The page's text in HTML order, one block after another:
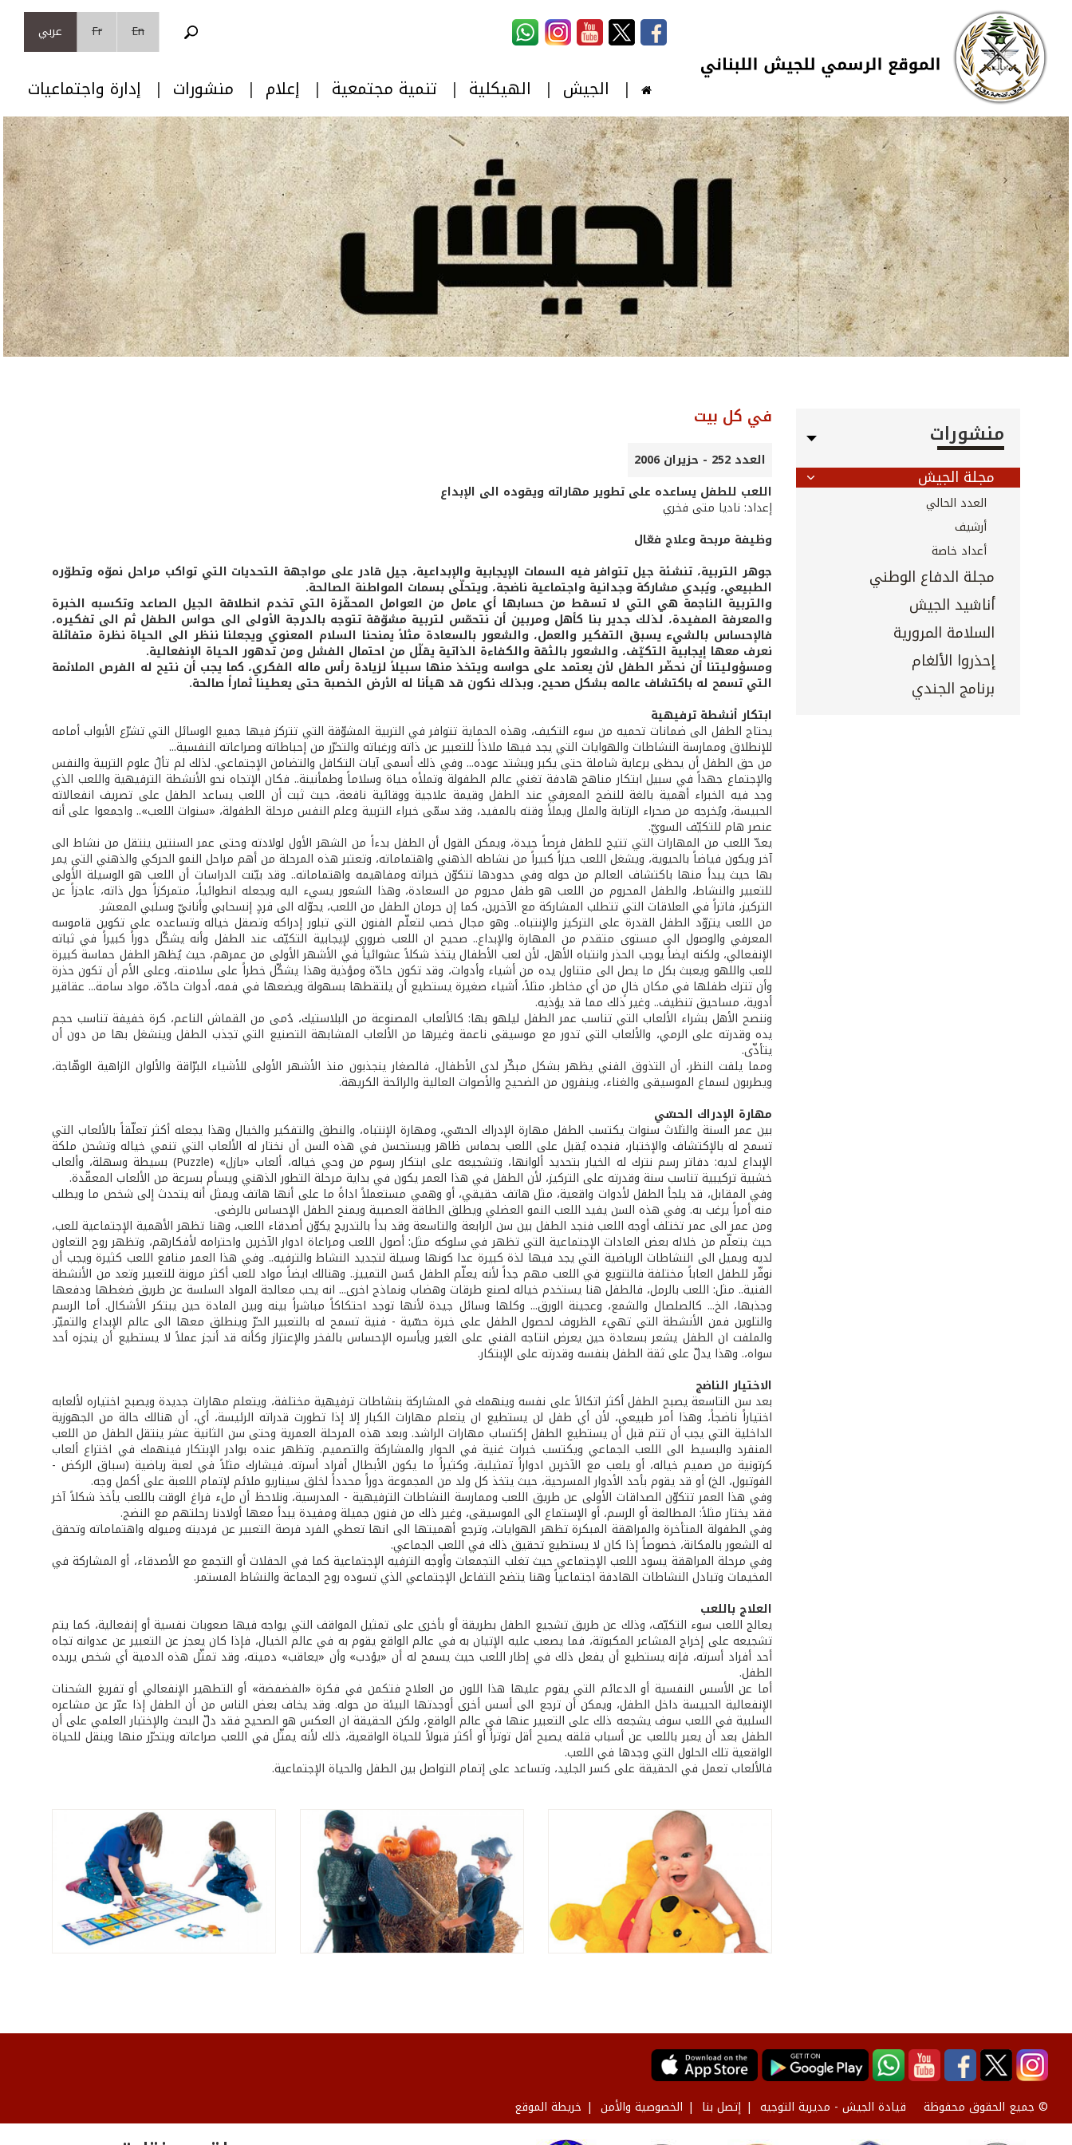
تجاوز إلى المحتوى الرئيسي
Skip to navigation
En
Fr عربي
الجيش الهيكلية تنمية مجتمعية إعلام منشورات إدارة واجتماعيات
منشورات
مجلة الجيش
العدد الحالي
أرشيف
أعداد خاصة
مجلة الدفاع الوطني
أناشيد الجيش
السلامة المرورية
إحذروا الألغام
برنامج الجندي
في كل بيت
العدد 252 - حزيران 2006
اللعب للطفل يساعده على تطوير مهاراته ويقوده الى الإبداع
إعداد: ناديا متى فخري
وظيفة مربحة وعلاج فعّال
جوهر التربية، تنشئة جيل تتوافر فيه السمات الإيجابية والإبداعية، جيل قادر على مواجهة التحديات التي تواكب مراحل نموّه وتطوّره
الطبيعي، ويُبدي مشاركة وجدانية واجتماعية ناضجة، ويتحلّى بسمات المواطنة الصالحة.
والتربية الناجمة هي التي لا تسقط من حسابها أي عامل من العوامل المحفّزة التي تخدم انطلاقة الجيل الصاعد وتكسبه الخبرة
والمعرفة المفيدة، لذلك جدير بنا كأهل ومربين أن نتحمّس لتربية مشوّقة تتوجه بالدرجة الأولى الى حواس الطفل ثم الى تفكيره،
فالإحساس بالشيء يسبق التفكير والعمل، والشعور بالسعادة مثلاً يمنحنا السلام المعنوي ويجعلنا ننظر الى الحياة نظرة متفائلة
نعرف معها إيجابية التكيّف، والشعور بالثقة والكفاءة الذاتية يقلّل من احتمال الفشل ومن تدهور الحياة الإنفعالية.
ومسؤوليتنا أن نحضّر الطفل لأن يعتمد على حواسه ويتخذ منها سبيلاً لزيادة رأس ماله الفكري، كما يجب أن نتيح له الفرص الملائمة
التي تسمح له باكتشاف عالمه بشكل صحيح، وبذلك نكون قد هيأنا له الأرض الخصبة حتى يعطينا ثماراً صالحة.
ابتكار أنشطة ترفيهية
يحتاج الطفل الى ضمانات تحميه من سوء التكيف، وهذه الحماية تتوافر في التربية المشوّقة التي تتركز فيها جميع الوسائل التي تشرّع الأبواب أمامه
للإنطلاق وممارسة النشاطات والهوايات التي يجد فيها ملاذاً للتعبير عن ذاته ورغباته والتحرّر من إحباطاته وصراعاته النفسية...
من حق الطفل أن يحظى برعاية شاملة حتى يكبر ويشتد عوده... وفي ذلك أسمى آيات التكافل والتضامن الإجتماعي. لذلك لم تألُ علوم التربية والنفس
والإجتماع جهداً في سبيل ابتكار مناهج هادفة تغني عالم الطفولة وتملأه حياة وسلاماً وطمأنينة.. فكان الإتجاه نحو الأنشطة الترفيهية واللعب الذي
وجد فيه الخبراء أهمية بالغة للنضج المعرفي عند الطفل وقيمة علاجية ووقائية نافعة، حيث ثبت أن اللعب يساعد الطفل على تصريف انفعالاته
الحبيسة، ويُخرجه من صحراء الرتابة والملل ويملأ وقته بالمفيد، وقد سمّى خبراء التربية وعلم النفس مرحلة الطفولة، «سنوات اللعب».. واجمعوا على أنه
عنصر هام للتكيّف السويّ.
يعدّ اللعب من المهارات التي تتيح للطفل فرصاً جيدة، ويمكن القول أن الطفل بدءاً من الشهر الأول لولادته وحتى عمر السنتين ينتقل من نشاط الى
آخر ويكون فياضاً بالحيوية، ويشغل اللعب حيزاً كبيراً من نشاطه الذهني واهتماماته، وتعتبر هذه المرحلة من أهم مراحل النمو الحركي والذهني التي يمر
بها حيث يبدأ منها باكتشاف العالم من حوله وفي حدودها تتكوّن خبراته ومفاهيمه واهتماماته.. وقد بيّنت الدراسات أن اللعب هو الوسيلة الأولى
للتعبير والنشاط، والطفل المحروم من اللعب هو طفل محروم من السعادة، وهذا الشعور يسيء اليه ويجعله انطوائياً، متمركزاً حول ذاته، عاجزاً عن
التركيز، فاتراً في العلاقات التي تتطلب المشاركة مع الآخرين، كما إن حرمان الطفل من اللعب، يحوّله الى فردٍ إنسحابي وأنانيّ وسلبي المعشر.
من اللعب يتزوّد الطفل القدرة على التركيز والإنتباه.. وهو مجال خصب لتعلّم الفنون التي تبلور إدراكه وتصقل خياله وتساعده على تكوين قاموسه
المعرفي والوصول الى مستوى متقدم من المهارة والإبداع.. صحيح ان اللعب ضروري لإيجابية التكيّف عند الطفل وأنه يشكّل دوراً كبيراً في ثباته
الإنفعالي، ولكنه ايضاً يوجب الحذر وانتباه الأهل، لأن لعب الأطفال يتخذ شكلاً عشوائياً في الأشهر الأولى من عمرهم، حيث يُظهر الطفل حماسة كبيرة
للعب واللهو ويعبث بكل ما يصل الى متناول يده من أشياء وأدوات، وقد تكون حادّة ومؤذية وهذا يشكّل خطراً على سلامته، وعلى الأم أن تكون حذرة
وأن تترك طفلها في مكان خالٍ من أي مخاطر، مثلاً، أشياء صغيرة يستطيع أن يلتقطها بسهولة ويضعها في فمه، أدوات حادّة، مواد سامة... عقاقير
أدوية، مساحيق تنظيف.. وغير ذلك مما قد يؤذيه.
وننصح الأهل بشراء الألعاب التي تناسب عمر الطفل ليلهو بها: كالألعاب المصنوعة من البلاستيك، دُمى من القماش الناعم، كرة خفيفة تناسب حجم
يده وقدرته على الرمي، والألعاب التي تدور مع موسيقى ناعمة وغيرها من الألعاب المشابهة التصنيع التي تجذب الطفل وينشغل بها من دون أن
يتأذّى.
ومما يلفت النظر، أن التذوق الفني يظهر بشكل مبكّر لدى الأطفال، فالصغار ينجذبون منذ الأشهر الأولى للأشياء البرّاقة والألوان الزاهية الوهّاجة،
ويطربون لسماع الموسيقى والغناء، وينفرون من الضحيح والأصوات العالية والرائحة الكريهة.
مهارة الإدراك الحسّي
بين عمر السنة والثلاث سنوات يكتسب الطفل مهارة الإدراك الحسّي، ومهارة الإنتباه، والنطق والتفكير والخيال وهذا يجعله أكثر تعلّقاً بالألعاب التي
تسمح له بالإكتشاف والإختبار، فنجده يُقبل على اللعب بحماس ظاهر ويستحسن في هذه السن أن نختار له الألعاب التي تنمي خياله وتشحن ملكة
الإبداع لديه: دفاتر رسم نترك له الخيار بتحديد ألوانها، وتشجيعه على ابتكار رسوم من وحي خياله، ألعاب «بازل» (Puzzle) بسيطة وسهلة، وألعاب
خشبية تركيبية تناسب سنة وقدرته على التركيز، لأن الطفل في هذا العمر يكون في بداية مرحلة التطور الذهني ويسأم بسرعة من الألعاب المعقّدة.
وفي المقابل، قد يلجأ الطفل لأدوات واقعية، مثل هاتف حقيقي، أو وهمي مستعملاً اداةً ما على أنها هاتف ويمثل أنه يتحدث إلى شخص ما ويطلب
منه أمراً يرغب به. وفي هذه السن يفيد اللعب النمو العضلي ويطلق الطاقة العصبية ويمنح الطفل الإحساس بالرضى.
ومن عمر الى عمر تختلف أوجه اللعب فنجد الطفل بين سن الرابعة والتاسعة وقد بدأ بالتدريج يكوّن أصدقاء اللعب، وهنا تظهر الأهمية الإجتماعية للعب،
حيث يتعلّم من خلاله بعض العادات الإجتماعية التي تظهر في سلوكه مثل: أصول اللعب ومراعاة ادوار الآخرين واحترامه لأفكارهم، وتظهر روح التعاون
لديه ويميل الى النشاطات الرياضية التي يجد فيها لذة كبيرة عدا كونها وسيلة لتجديد النشاط والترفيه.. وفي هذا العمر منافع اللعب كثيرة ويجب أن
نوفّر للطفل العاباً مختلفة فالتنويع في اللعب مهم جداً لأنه يعلّم الطفل حُسن التمييز.. وهنالك ايضاً مواد للعب أكثر مرونة للتعبير وتعد من الأنشطة
الفنية.. مثل: اللعب بالرمل، فالطفل هنا يستخدم خياله لصنع طرقات وهضاب ونماذج اخرى... انه يحب معالجة المواد السلسة عن طريق ضغطها ودفعها
وجذبها، الخ... كالصلصال والشمع، وعجينة الورق... وكلها وسائل جيدة لأنها توجد احتكاكاً مباشراً بينه وبين المادة حين يبتكر الأشكال. أما الرسم
والتلوين فمن الأنشطة التي تهيء الظروف لحصول الطفل على خبرة حسّية - فنية تسمح له بالتعبير الحرّ وينطلق معها الى عالم الإبداع والتميّز.
والملفت ان الطفل يشعر بسعادة حين يعرض انتاجه الفني على الغير ويأسره الإحساس بالفخر والإعتزاز وكأنه قد أنجز عملاً لا يستطيع أن ينجزه أحد
سواه،. وهذا يدلّ على ثقة الطفل بنفسه وقدرته على الإبتكار.
الاختيار الناضج
بعد سن التاسعة يصبح الطفل أكثر اتكالاً على نفسه وينهمك في المشاركة بنشاطات ترفيهية مختلفة، ويتعلم مهارات جديدة ويصبح اختياره لألعابه
اختياراً ناضجاً، وهذا أمر طبيعي، لأن أي طفل لن يستطيع ان يتعلم مهارات الكبار إلا إذا تطورت قدراته الرئيسة، أي، أن هنالك حالة من الجهوزية
الداخلية التي يجب أن تتم قبل أن يستطيع الطفل إكتساب مهارات الراشد. وبعد هذه المرحلة العمرية وحتى سن الثانية عشر ينتقل الطفل من اللعب
المنفرد والبسيط الى اللعب الجماعي ويكتسب خبرات غنية في الحوار والمشاركة والتصميم. وتظهر عنده بوادر الإبتكار فينهمك في اختراع ألعاب
كرتونية من صميم خياله، أو يلعب مع الآخرين ادواراً تمثيلية، وكثيراً ما يكون الأبطال أفراد أسرته. فيشارك مثلاً في لعبة رياضية (سباق الركض -
الفوتبول، الخ) أو قد يقوم بأحد الأدوار المسرحية، حيث يتخذ كل ولد من المجموعة دوراً محدداً لخلق سيناريو ملائم لإتمام اللعبة على أكمل وجه.
وفي هذا العمر تتكوّن الصداقات الأولى عن طريق اللعب وممارسة النشاطات الترفيهية - المدرسية، ونلاحظ أن ملء فراغ الوقت باللعب يأخذ شكلاً آخر
فقد يختار مثلاً: المطالعة أو الرسم، أو الإستماع الى الموسيقى، وغير ذلك من فنون جميلة ومفيدة يبدأ معها أولادنا رحلتهم مع النضج.
وفي الطفولة المتأخرة والمراهقة المبكرة تظهر الهوايات، وترجع أهميتها الى انها تعطي الفرد فرصة التعبير عن فرديته وميوله واهتماماته وتحقق
له الشعور بالمكانة، خصوصاً إذا كان لا يستطيع تحقيق ذلك في اللعب الجماعي.
وفي مرحلة المراهقة يسود اللعب الإجتماعي حيث تغلب التجمعات وأوجه الترفيه الإجتماعية كما في الحفلات أو التجمع مع الأصدقاء، أو المشاركة في
المخيمات وتبادل النشاطات الهادفة اجتماعياً وهنا يتضح التفاعل الإجتماعي الذي تسوده روح الجماعة والنشاط المستمر.
العلاج باللعب
يعالج اللعب سوء التكيّف، وذلك عن طريق تشجيع الطفل بطريقة أو بأخرى على تمثيل المواقف التي يواجه فيها صعوبات نفسية أو إنفعالية، كما يتم
تشجيعه على إخراج المشاعر المكبوتة، فما يصعب عليه الإتيان به في عالم الواقع يقوم به في عالم الخيال، فإذا كان يعجز عن التعبير عن عدوانه تجاه
أحد أفراد أسرته، فإنه يستطيع أن يفعل ذلك في إطار اللعب حيث يسمح له أن «يؤدب» وأن «يعاقب» دميته، وقد تمثّل هذه الدمية أي شخص يريده
الطفل.
أما عن الأسس النفسية أو الدعائم التي يقوم عليها هذا اللون من العلاج فتكمن في فكرة «الفضفضة» أو التطهير الإنفعالي أو تفريغ الشحنات
الإنفعالية الحبيسة داخل الطفل، ويمكن أن ترجع الى أسس أخرى أوجدتها البيئة من حوله. وقد يخاف بعض الناس من أن الطفل إذا عبّر عن مشاعره
السلبية في اللعب سوف يشجعه ذلك على التعبير عنها في عالم الواقع، ولكن الحقيقة ان العكس هو الصحيح فقد دلّ البحث والإختبار العلمي على أن
الطفل بعد أن يعبر باللعب عن أسباب قلقه يصبح أقل توتراً أو أكثر قبولاً للحياة الواقعية، ذلك لأنه يمثّل في اللعب صراعاته ويتحرّر منها وينقل للحياة
الواقعية تلك الحلول التي وجدها في اللعب.
فالألعاب تعمل في الحقيقة على كسر الجليد، وتساعد على إتمام التواصل بين الطفل والحياة الإجتماعية.
© جميع الحقوق محفوظة قيادة الجيش - مديرية التوجيه إتصل بنا الخصوصية والأمن خريطة الموقع